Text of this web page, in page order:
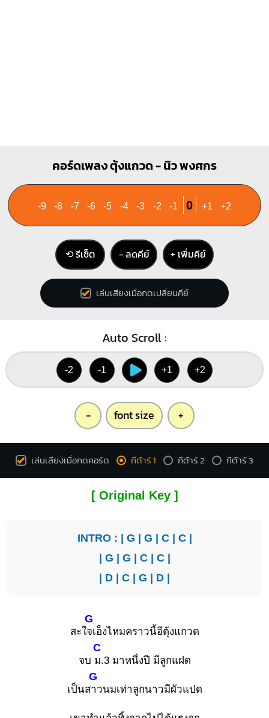
คอร์ดเพลง ตุ้งแกวด - นิว พงศกร
-9 -8 -7 -6 -5 -4 -3 -2 -1 0 +1 +2
⟲ รีเซ็ต − ลดคีย์ + เพิ่มคีย์
เล่นเสียงเมื่อกดเปลี่ยนคีย์
Auto Scroll :
-2 -1 +1 +2
- font size +
เล่นเสียงเมื่อกดคอร์ด กีต้าร์ 1 กีต้าร์ 2 กีต้าร์ 3
[ Original Key ]
INTRO : | G | G | C| C|
| G | G | C| C|
| D | C | G | D |
สะใ
G
จเอ็งไหมคราวนี้อีตุ้งแกวด
จบ
C
ม.3 มาหนึ่งปี มีลูกแฝด
เป็นส
G
าวนมเท่าลูกนาวมีผัวแปด